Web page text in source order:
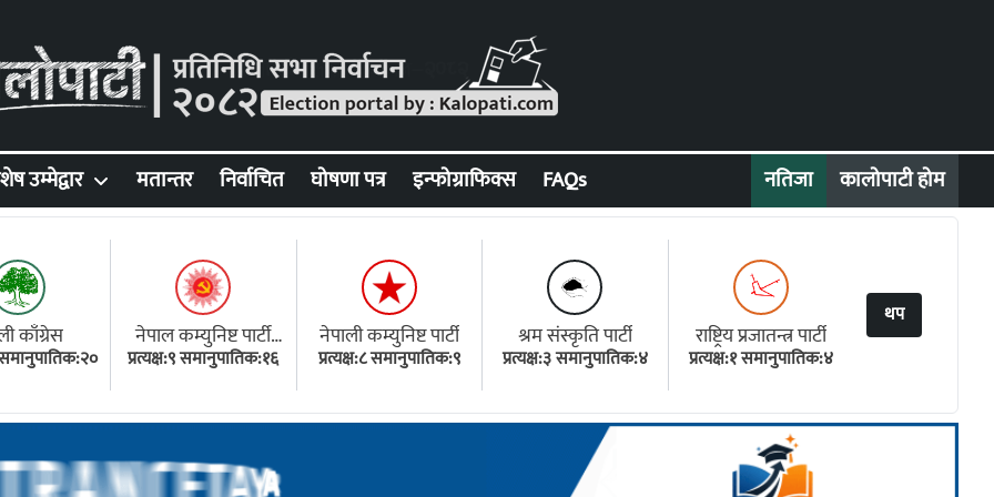
नतिजा कालोपाटी होम
उम्मेद्वार मतान्तर निर्वाचित घोषणा पत्र इन्फोग्राफिक्स FAQs
काँग्रेस
समानुपातिक:२०
नेपाल कम्युनिष्ट पार्टी
(एमाले)
प्रत्यक्ष:९ समानुपातिक:१६
नेपाली कम्युनिष्ट पार्टी
प्रत्यक्ष:८ समानुपातिक:९
श्रम संस्कृति पार्टी
प्रत्यक्ष:३ समानुपातिक:४
राष्ट्रिय प्रजातन्त्र पार्टी
प्रत्यक्ष:१ समानुपातिक:४
थप